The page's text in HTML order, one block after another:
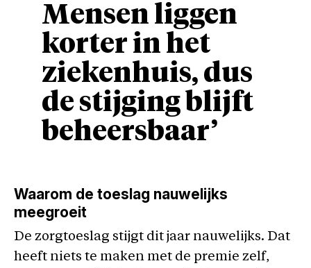
Mensen liggen
korter in het
ziekenhuis, dus
de stijging blijft
beheersbaar’
Waarom de toeslag nauwelijks
meegroeit
De zorgtoeslag stijgt dit jaar nauwelijks. Dat
heeft niets te maken met de premie zelf,